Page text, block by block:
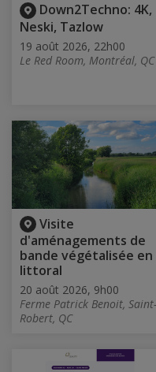
Down2Techno: 4K,
Neski, Tazlow
19 août 2026, 22h00
Le Red Room, Montréal, QC
Visite
d'aménagements de
bande végétalisée en
littoral
20 août 2026, 9h00
Ferme Patrick Benoit, Saint-
Robert, QC